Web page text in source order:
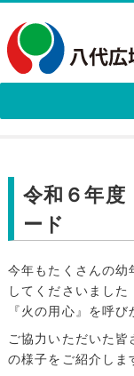
令和６年
ード
今年もたくさんの幼
してくださいまし
『火の用心』を呼び
ご協力いただいた
の様子をご紹介しま